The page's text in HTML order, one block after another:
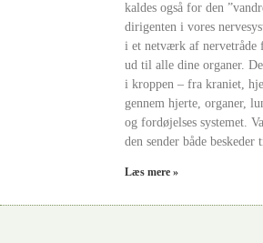
kaldes også for den
dirigenten i vores
i et netværk af nervetråde
ud til alle dine organer.
i kroppen – fra kraniet,
gennem hjerte, organer,
og fordøjelses systemet.
den sender både beskeder
Læs mere »